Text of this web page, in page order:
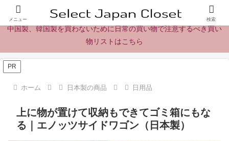
日本製の商品、製品、食品レビューとニュース
中国製、韓国製を買わないために日常の買い物で注意するべき買い
物リストはこちら
PR
ホーム 日本製の商品 日用品
上に物が置けて収納もできてゴミ箱にもな
る｜エノッツサイドワゴン（日本製）
メニュー 検索